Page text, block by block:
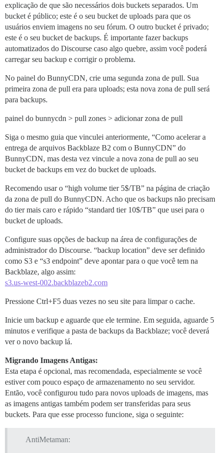
explicação de que são necessários dois buckets separados. Um
bucket é público; este é o seu bucket de uploads para que os
usuários enviem imagens no seu fórum. O outro bucket é privado;
este é o seu bucket de backups. É importante fazer backups
automatizados do Discourse caso algo quebre, assim você poderá
carregar seu backup e corrigir o problema.
No painel do BunnyCDN, crie uma segunda zona de pull. Sua
primeira zona de pull era para uploads; esta nova zona de pull será
para backups.
painel do bunnycdn > pull zones > adicionar zona de pull
Siga o mesmo guia que vinculei anteriormente, “Como acelerar a
entrega de arquivos Backblaze B2 com o BunnyCDN” do
BunnyCDN, mas desta vez vincule a nova zona de pull ao seu
bucket de backups em vez do bucket de uploads.
Recomendo usar o “high volume tier 5$/TB” na página de criação
da zona de pull do BunnyCDN. Acho que os backups não precisam
do tier mais caro e rápido “standard tier 10$/TB” que usei para o
bucket de uploads.
Configure suas opções de backup na área de configurações de
administrador do Discourse. “backup location” deve ser definido
como S3 e “s3 endpoint” deve apontar para o que você tem na
Backblaze, algo assim:
s3.us-west-002.backblazeb2.com
Pressione Ctrl+F5 duas vezes no seu site para limpar o cache.
Inicie um backup e aguarde que ele termine. Em seguida, aguarde 5
minutos e verifique a pasta de backups da Backblaze; você deverá
ver o novo backup lá.
Migrando Imagens Antigas:
Esta etapa é opcional, mas recomendada, especialmente se você
estiver com pouco espaço de armazenamento no seu servidor.
Então, você configurou tudo para novos uploads de imagens, mas
as imagens antigas também podem ser transferidas para seus
buckets. Para que esse processo funcione, siga o seguinte:
AntiMetaman: